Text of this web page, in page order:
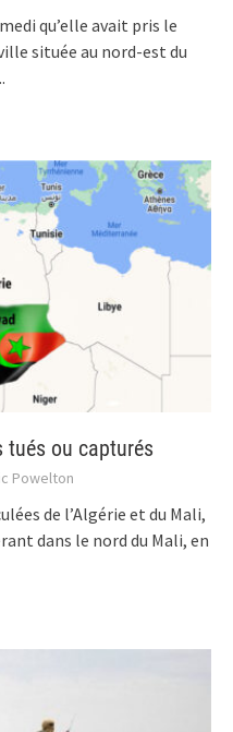
qu’elle avait pris le
située au nord-est du
ou capturés
Powelton
de l’Algérie et du Mali,
dans le nord du Mali, en